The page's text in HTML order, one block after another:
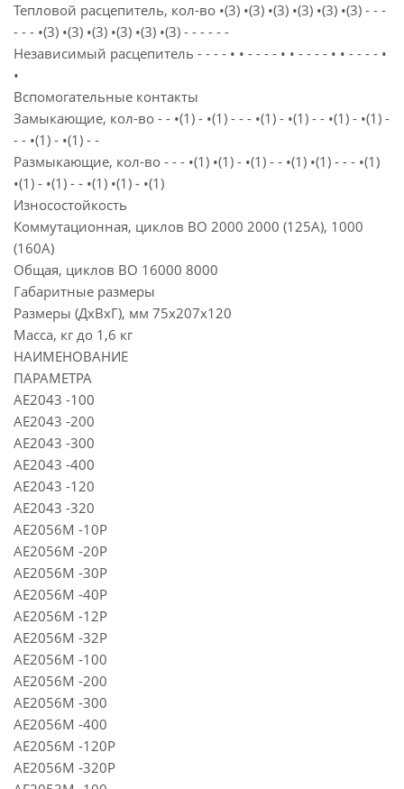
Тепловой расцепитель, кол-во •(3) •(3) •(3) •(3) •(3) •(3) - - -
- - - •(3) •(3) •(3) •(3) •(3) •(3) - - - - - -
Независимый расцепитель - - - - • • - - - - • • - - - - • • - - - - •
•
Вспомогательные контакты
Замыкающие, кол-во - - •(1) - •(1) - - - •(1) - •(1) - - •(1) - •(1) -
- - •(1) - •(1) - -
Размыкающие, кол-во - - - •(1) •(1) - •(1) - - •(1) •(1) - - - •(1)
•(1) - •(1) - - •(1) •(1) - •(1)
Износостойкость
Коммутационная, циклов ВО 2000 2000 (125А), 1000
(160А)
Общая, циклов ВО 16000 8000
Габаритные размеры
Размеры (ДхВхГ), мм 75x207x120
Масса, кг до 1,6 кг
НАИМЕНОВАНИЕ
ПАРАМЕТРА
АЕ2043 -100
АЕ2043 -200
АЕ2043 -300
АЕ2043 -400
АЕ2043 -120
АЕ2043 -320
АЕ2056М -10Р
АЕ2056М -20Р
АЕ2056М -30Р
АЕ2056М -40Р
АЕ2056М -12Р
АЕ2056М -32Р
АЕ2056М -100
АЕ2056М -200
АЕ2056М -300
АЕ2056М -400
АЕ2056М -120Р
АЕ2056М -320Р